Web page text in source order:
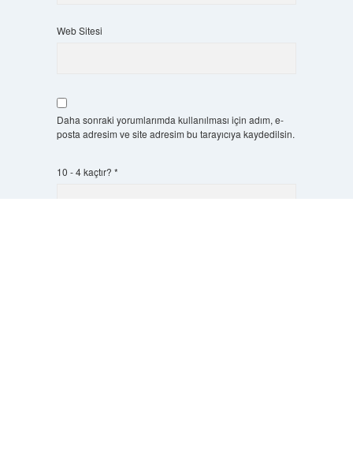
Web Sitesi
Daha sonraki yorumlarımda kullanılması için adım, e-
posta adresim ve site adresim bu tarayıcıya kaydedilsin.
10 - 4 kaçtır? *